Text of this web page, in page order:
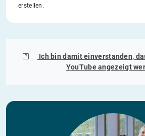
erstellen.
Ich bin damit einverstanden,
YouTubeangezeigt